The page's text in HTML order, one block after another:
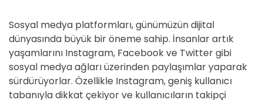
Sosyal medya platformları, günümüzün dijital
dünyasında büyük bir öneme sahip. İnsanlar artık
yaşamlarını Instagram, Facebook ve Twitter gibi
sosyal medya ağları üzerinden paylaşımlar yaparak
sürdürüyorlar. Özellikle Instagram, geniş kullanıcı
tabanıyla dikkat çekiyor ve kullanıcıların takipçi